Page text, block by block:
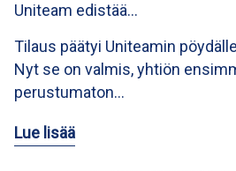
Uniteam edistää…
Tilaus päätyi Uniteamin
Nyt se on valmis, yhtiön
perustumaton…
Lue lisää